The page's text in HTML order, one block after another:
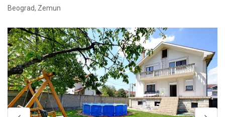
Beograd, Zemun